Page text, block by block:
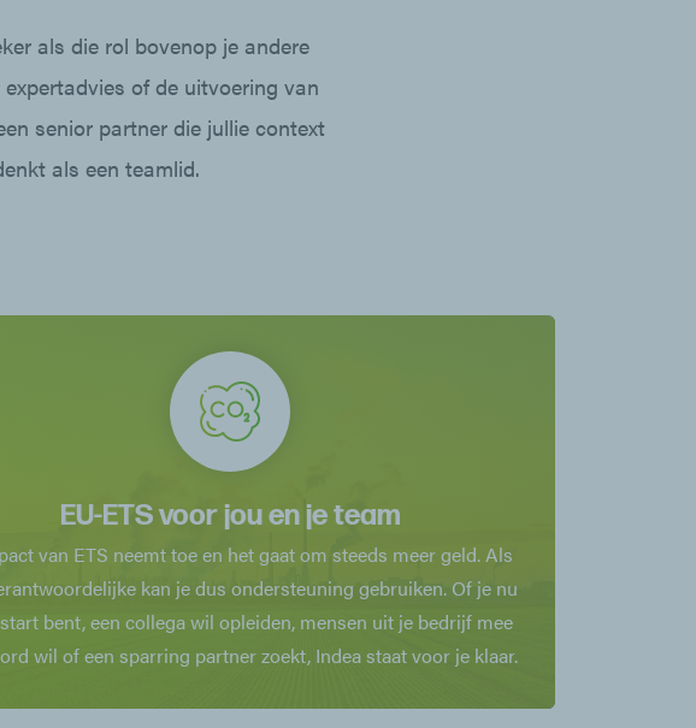
als die rol bovenop je andere
of de uitvoering van
senior partner die jullie context
als een teamlid.
EU-ETS voor jou en je team
van ETS neemt toe en het gaat om steeds meer geld. Als
kan je dus ondersteuning gebruiken. Of je nu
bent, een collega wil opleiden, mensen uit je bedrijf mee
wil of een sparring partner zoekt, Indea staat voor je klaar.